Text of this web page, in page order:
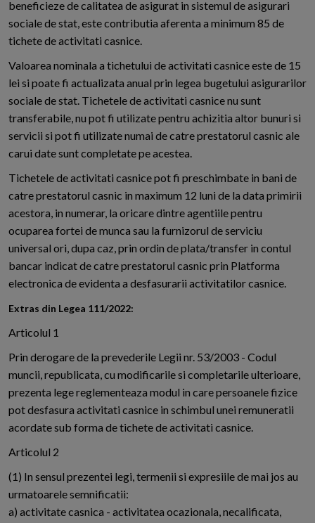
beneficieze de calitatea de asigurat in sistemul de asigurari
sociale de stat, este contributia aferenta a minimum 85 de
tichete de activitati casnice.
Valoarea nominala a tichetului de activitati casnice este de 15
lei si poate fi actualizata anual prin legea bugetului asigurarilor
sociale de stat. Tichetele de activitati casnice nu sunt
transferabile, nu pot fi utilizate pentru achizitia altor bunuri si
servicii si pot fi utilizate numai de catre prestatorul casnic ale
carui date sunt completate pe acestea.
Tichetele de activitati casnice pot fi preschimbate in bani de
catre prestatorul casnic in maximum 12 luni de la data primirii
acestora, in numerar, la oricare dintre agentiile pentru
ocuparea fortei de munca sau la furnizorul de serviciu
universal ori, dupa caz, prin ordin de plata/transfer in contul
bancar indicat de catre prestatorul casnic prin Platforma
electronica de evidenta a desfasurarii activitatilor casnice.
Extras din Legea 111/2022:
Articolul 1
Prin derogare de la prevederile Legii nr. 53/2003 - Codul
muncii, republicata, cu modificarile si completarile ulterioare,
prezenta lege reglementeaza modul in care persoanele fizice
pot desfasura activitati casnice in schimbul unei remuneratii
acordate sub forma de tichete de activitati casnice.
Articolul 2
(1) In sensul prezentei legi, termenii si expresiile de mai jos au
urmatoarele semnificatii:
a) activitate casnica - activitatea ocazionala, necalificata,